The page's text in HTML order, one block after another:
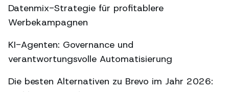
Datenmix-Strategie für profitablere
Werbekampagnen
KI-Agenten: Governance und
verantwortungsvolle Automatisierung
Die besten Alternativen zu Brevo im Jahr 2026: